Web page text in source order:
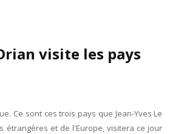
visite les pays
Ce sont ces trois pays que Jean-Yves Le
étrangères et de l'Europe, visitera ce jour